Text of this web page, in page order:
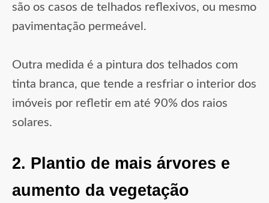
são os casos de telhados reflexivos, ou mesmo
pavimentação permeável.
Outra medida é a pintura dos telhados com
tinta branca, que tende a resfriar o interior dos
imóveis por refletir em até 90% dos raios
solares.
2. Plantio de mais árvores e
aumento da vegetação